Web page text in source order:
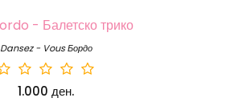
- Балетско трико
Dansez - Vous Бордо
1.000 ден.